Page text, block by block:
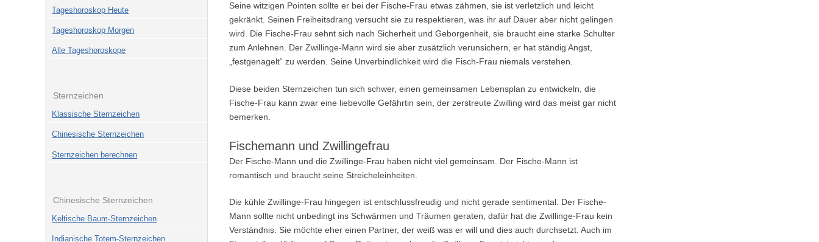
Seine witzigen Pointen sollte er bei der Fische-Frau etwas zähmen, sie ist verletzlich und leicht
gekränkt. Seinen Freiheitsdrang versucht sie zu respektieren, was ihr auf Dauer aber nicht gelingen
wird. Die Fische-Frau sehnt sich nach Sicherheit und Geborgenheit, sie braucht eine starke Schulter
zum Anlehnen. Der Zwillinge-Mann wird sie aber zusätzlich verunsichern, er hat ständig Angst,
„festgenagelt“ zu werden. Seine Unverbindlichkeit wird die Fisch-Frau niemals verstehen.
Diese beiden Sternzeichen tun sich schwer, einen gemeinsamen Lebensplan zu entwickeln, die
Fische-Frau kann zwar eine liebevolle Gefährtin sein, der zerstreute Zwilling wird das meist gar nicht
bemerken.
Fischemann und Zwillingefrau
Der Fische-Mann und die Zwillinge-Frau haben nicht viel gemeinsam. Der Fische-Mann ist
romantisch und braucht seine Streicheleinheiten.
Die kühle Zwillinge-Frau hingegen ist entschlussfreudig und nicht gerade sentimental. Der Fische-
Mann sollte nicht unbedingt ins Schwärmen und Träumen geraten, dafür hat die Zwillinge-Frau kein
Verständnis. Sie möchte eher einen Partner, der weiß was er will und dies auch durchsetzt. Auch im
Tageshoroskop Heute
Tageshoroskop Morgen
Alle Tageshoroskope
Sternzeichen
Klassische Sternzeichen
Chinesische Sternzeichen
Sternzeichen berechnen
Chinesische Sternzeichen
Keltische Baum-Sternzeichen
Indianische Totem-Sternzeichen